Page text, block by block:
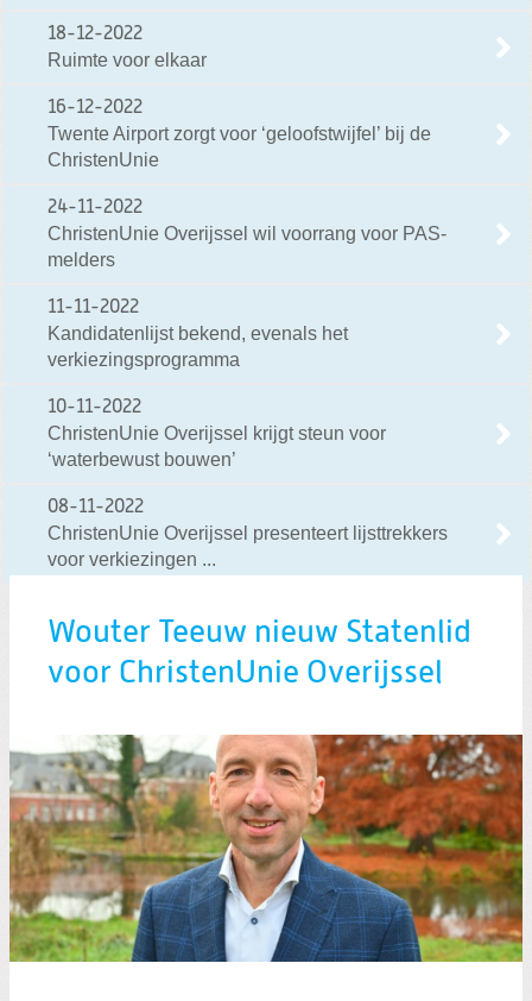
18-12-2022
Ruimte voor elkaar
16-12-2022
Twente Airport zorgt voor ‘geloofstwijfel’ bij de
ChristenUnie
24-11-2022
ChristenUnie Overijssel wil voorrang voor PAS-
melders
11-11-2022
Kandidatenlijst bekend, evenals het
verkiezingsprogramma
10-11-2022
ChristenUnie Overijssel krijgt steun voor
‘waterbewust bouwen’
08-11-2022
ChristenUnie Overijssel presenteert lijsttrekkers
voor verkiezingen ...
Wouter Teeuw nieuw Statenlid
voor ChristenUnie Overijssel